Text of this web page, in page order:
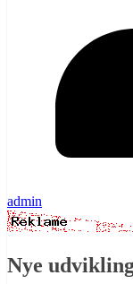
admin
Nye